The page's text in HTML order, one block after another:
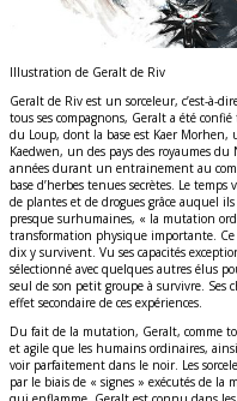
Illustration de Geralt de Riv
Geralt de Riv est un sorceleur, c’est-à-
tous ses compagnons, Geralt a été
du Loup, dont la base est Kaer Morhen,
Kaedwen, un des pays des royaumes
années durant un entrainement au
base d’herbes tenues secrètes. Le
de plantes et de drogues grâce auquel
presque surhumaines, « la mutation
transformation physique importante.
dix y survivent. Vu ses capacités
sélectionné avec quelques autres élus
seul de son petit groupe à survivre. Ses
effet secondaire de ces expériences.
Du fait de la mutation, Geralt, comme
et agile que les humains ordinaires,
voir parfaitement dans le noir. Les
par le biais de « signes » exécutés de la